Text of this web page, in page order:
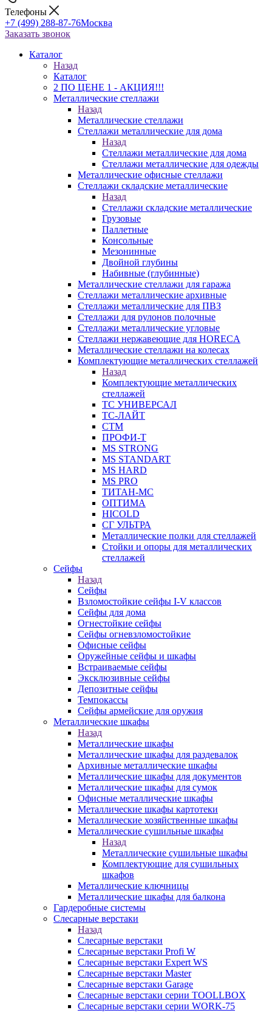
Телефоны
+7 (499) 288-87-76Москва
Заказать звонок
Каталог
Назад
Каталог
2 ПО ЦЕНЕ 1 - АКЦИЯ!!!
Металлические стеллажи
Назад
Металлические стеллажи
Стеллажи металлические для дома
Назад
Стеллажи металлические для дома
Стеллажи металлические для одежды
Металлические офисные стеллажи
Стеллажи складские металлические
Назад
Стеллажи складские металлические
Грузовые
Паллетные
Консольные
Мезонинные
Двойной глубины
Набивные (глубинные)
Металлические стеллажи для гаража
Стеллажи металлические архивные
Стеллажи металлические для ПВЗ
Стеллажи для рулонов полочные
Стеллажи металлические угловые
Стеллажи нержавеющие для HORECA
Металлические стеллажи на колесах
Комплектующие металлических стеллажей
Назад
Комплектующие металлических
стеллажей
ТС УНИВЕРСАЛ
ТС-ЛАЙТ
СТМ
ПРОФИ-Т
MS STRONG
MS STANDART
MS HARD
MS PRO
ТИТАН-МС
ОПТИМА
HICOLD
СГ УЛЬТРА
Металлические полки для стеллажей
Стойки и опоры для металлических
стеллажей
Сейфы
Назад
Сейфы
Взломостойкие сейфы I-V классов
Сейфы для дома
Огнестойкие сейфы
Сейфы огневзломостойкие
Офисные сейфы
Оружейные сейфы и шкафы
Встраиваемые сейфы
Эксклюзивные сейфы
Депозитные сейфы
Темпокассы
Сейфы армейские для оружия
Металлические шкафы
Назад
Металлические шкафы
Металлические шкафы для раздевалок
Архивные металлические шкафы
Металлические шкафы для документов
Металлические шкафы для сумок
Офисные металлические шкафы
Металлические шкафы картотеки
Металлические хозяйственные шкафы
Металлические сушильные шкафы
Назад
Металлические сушильные шкафы
Комплектующие для сушильных
шкафов
Металлические ключницы
Металлические шкафы для балкона
Гардеробные системы
Слесарные верстаки
Назад
Слесарные верстаки
Слесарные верстаки Profi W
Слесарные верстаки Expert WS
Слесарные верстаки Master
Слесарные верстаки Garage
Слесарные верстаки серии TOOLLBOX
Слесарные верстаки серии WORK-75